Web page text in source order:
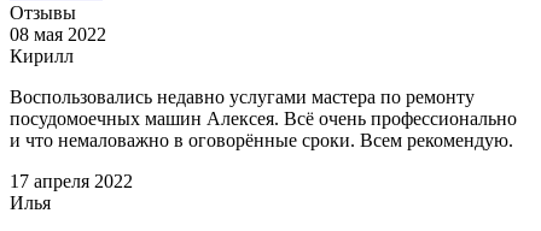
Отзывы
08 мая 2022
Кирилл
Воспользовались недавно услугами мастера по ремонту
посудомоечных машин Алексея. Всё очень профессионально
и что немаловажно в оговорённые сроки. Всем рекомендую.
17 апреля 2022
Илья